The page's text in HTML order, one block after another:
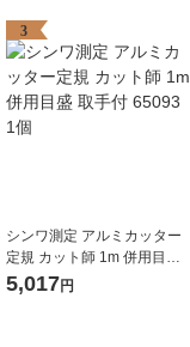
3
シンワ測定 アルミカッター
定規 カット師 1m 併用目盛
取手付 65093 1個
5,017円